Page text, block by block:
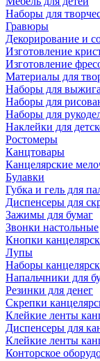
Наборы для
Гравюры
Декорирование и
Изготовление
Изготовление
Материалы для
Наборы для
Наборы для
Наборы для
Наклейки для
Ростомеры
Канцтовары
Канцелярские
Булавки
Губка и гель для
Диспенсеры для
Зажимы для бумаг
Звонки настольные
Кнопки
Лупы
Наборы
Напальчники для
Резинки для денег
Скрепки
Клейкие ленты
Диспенсеры для
Клейкие ленты
Конторское